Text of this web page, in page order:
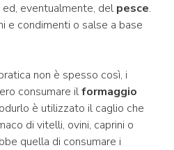
ed, eventualmente, delpesce.
e condimenti o salse a base
non è spesso così, i
consumare ilformaggio
è utilizzato il caglio che
di vitelli, ovini, caprini o
quella di consumare i